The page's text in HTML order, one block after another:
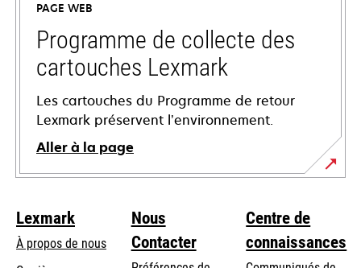
nouvel
onglet
PAGE WEB
Programme de collecte des
cartouches Lexmark
Les cartouches du Programme de retour
Lexmark préservent l’environnement.
Aller à la page
Lexmark
À propos de nous
Nous
Contacter
Centre de
connaissances